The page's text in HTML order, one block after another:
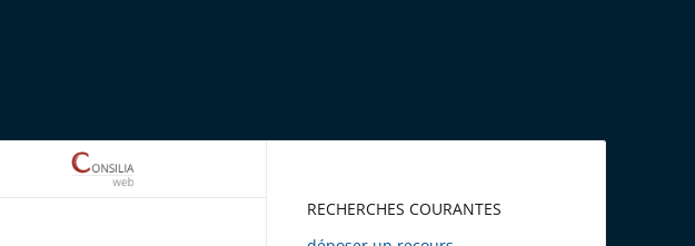
RECHERCHES COURANTES